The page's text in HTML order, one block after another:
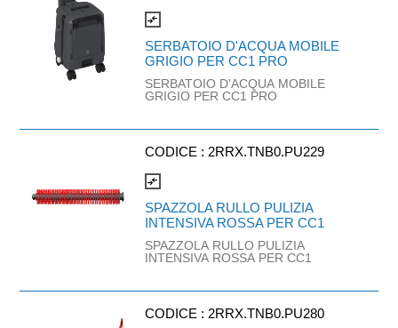
compare_arrows
SERBATOIO D'ACQUA MOBILE
GRIGIO PER CC1 PRO
SERBATOIO D'ACQUA MOBILE
GRIGIO PER CC1 PRO
CODICE : 2RRX.TNB0.PU229
compare_arrows
SPAZZOLA RULLO PULIZIA
INTENSIVA ROSSA PER CC1
SPAZZOLA RULLO PULIZIA
INTENSIVA ROSSA PER CC1
CODICE : 2RRX.TNB0.PU280